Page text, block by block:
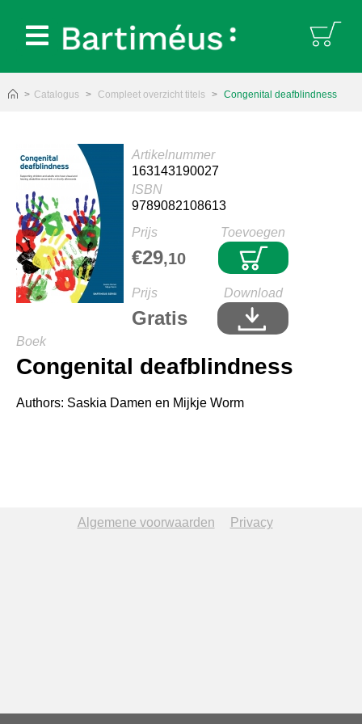
Catalogus Compleet overzicht titels Congenital deafblindness
Boek
Congenital deafblindness
Authors: Saskia Damen en Mijkje Worm
Prijs
€29,10
Toevoegen
Prijs
Gratis
Download
Artikelnummer
163143190027
ISBN
9789082108613
Algemene voorwaarden Privacy